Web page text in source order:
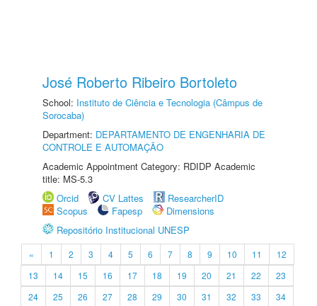
José Roberto Ribeiro Bortoleto
School: Instituto de Ciência e Tecnologia (Câmpus de
Sorocaba)
Department: DEPARTAMENTO DE ENGENHARIA DE
CONTROLE E AUTOMAÇÃO
Academic Appointment Category: RDIDP Academic
title: MS-5.3
Orcid
CV Lattes
ResearcherID
Scopus
Fapesp
Dimensions
Repositório Institucional UNESP
« 1 2 3 4 5 6 7 8 9 10 11
12
13
14 15 16 17 18 19 20 21 22
23
24
25 26 27 28 29 30 31 32 33
34